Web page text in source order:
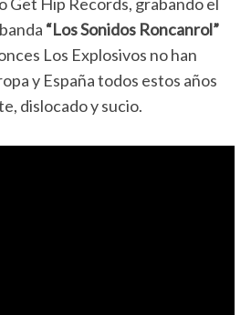
Get Hip Records, grabando el
“Los Sonidos Roncanrol”
Los Explosivos no han
y España todos estos años
dislocado y sucio.